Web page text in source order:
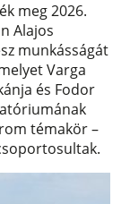
meg 2026.
Alajos
munkásságát
Varga
és Fodor
témakör –